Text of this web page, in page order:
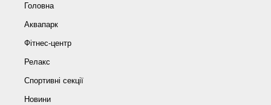
Головна
Аквапарк
Фітнес-центр
Релакс
Спортивні секції
Новини